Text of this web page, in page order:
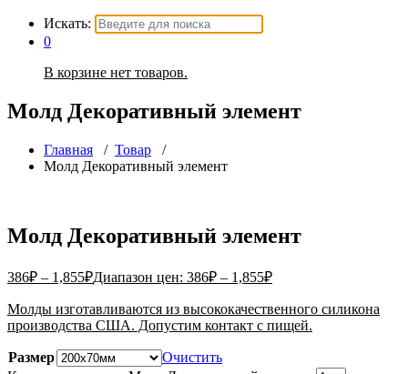
Искать:
0
В корзине нет товаров.
Молд Декоративный элемент
Главная / Товар /
Молд Декоративный элемент
Молд Декоративный элемент
386₽ – 1,855₽Диапазон цен: 386₽ – 1,855₽
Молды изготавливаются из высококачественного силикона
производства США. Допустим контакт с пищей.
Размер
Очистить